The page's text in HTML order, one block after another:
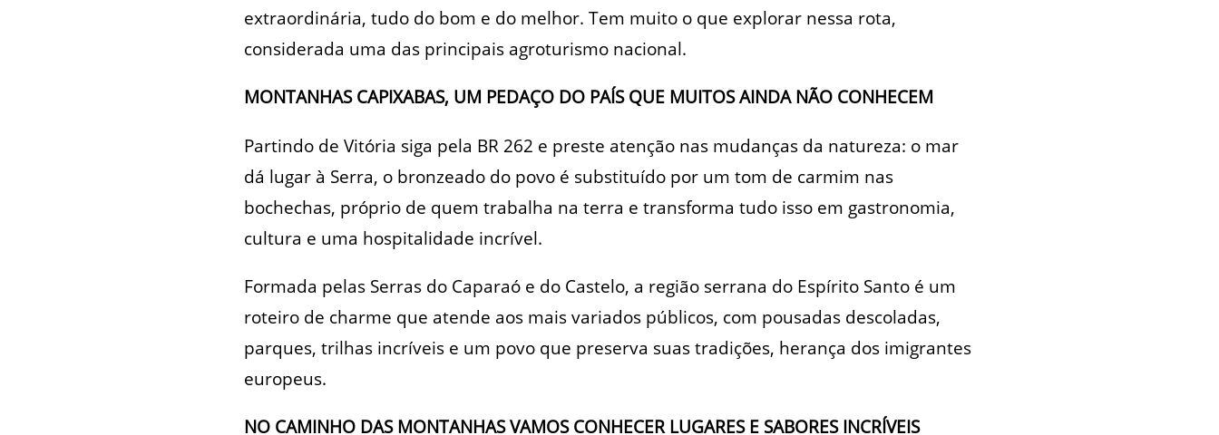
extraordinária, tudo do bom e do melhor. Tem muito o que explorar nessa rota,
considerada uma das principais agroturismo nacional.
MONTANHAS CAPIXABAS, UM PEDAÇO DO PAÍS QUE MUITOS AINDA NÃO CONHECEM
Partindo de Vitória siga pela BR 262 e preste atenção nas mudanças da natureza: o mar
dá lugar à Serra, o bronzeado do povo é substituído por um tom de carmim nas
bochechas, próprio de quem trabalha na terra e transforma tudo isso em gastronomia,
cultura e uma hospitalidade incrível.
Formada pelas Serras do Caparaó e do Castelo, a região serrana do Espírito Santo é um
roteiro de charme que atende aos mais variados públicos, com pousadas descoladas,
parques, trilhas incríveis e um povo que preserva suas tradições, herança dos imigrantes
europeus.
NO CAMINHO DAS MONTANHAS VAMOS CONHECER LUGARES E SABORES INCRÍVEIS